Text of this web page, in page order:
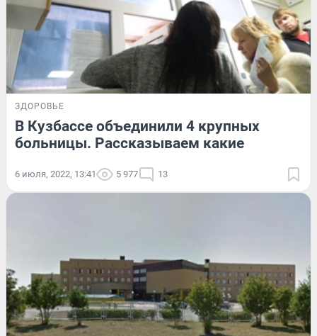
ЗДОРОВЬЕ
В Кузбассе объединили 4 крупных
больницы. Рассказываем какие
6 июля, 2022, 13:41 5 977 13